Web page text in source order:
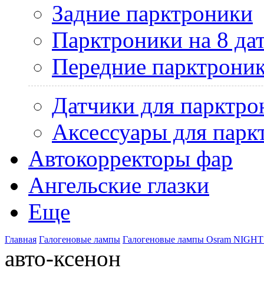
Задние парктроники
Парктроники на 8
Передние
Датчики для
Аксессуары для
Автокорректоры фар
Ангельские глазки
Еще
Главная Галогеновые лампы Галогеновые лампы Osram
авто-ксенон